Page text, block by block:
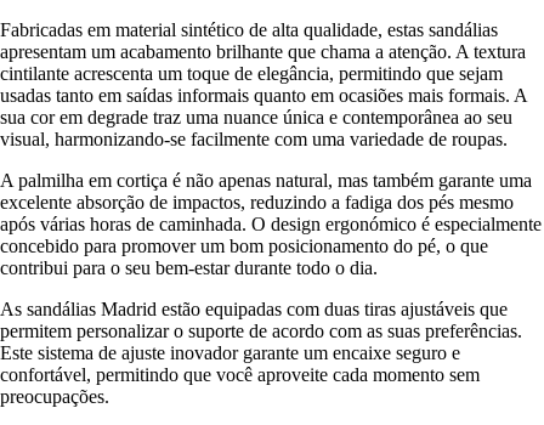
Fabricadas em material sintético de alta qualidade, estas sandálias
apresentam um acabamento brilhante que chama a atenção. A textura
cintilante acrescenta um toque de elegância, permitindo que sejam
usadas tanto em saídas informais quanto em ocasiões mais formais. A
sua cor em degrade traz uma nuance única e contemporânea ao seu
visual, harmonizando-se facilmente com uma variedade de roupas.
A palmilha em cortiça é não apenas natural, mas também garante uma
excelente absorção de impactos, reduzindo a fadiga dos pés mesmo
após várias horas de caminhada. O design ergonómico é especialmente
concebido para promover um bom posicionamento do pé, o que
contribui para o seu bem-estar durante todo o dia.
As sandálias Madrid estão equipadas com duas tiras ajustáveis que
permitem personalizar o suporte de acordo com as suas preferências.
Este sistema de ajuste inovador garante um encaixe seguro e
confortável, permitindo que você aproveite cada momento sem
preocupações.